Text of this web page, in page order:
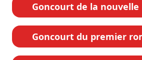
Goncourt de la nouvelle
Goncourt du premier